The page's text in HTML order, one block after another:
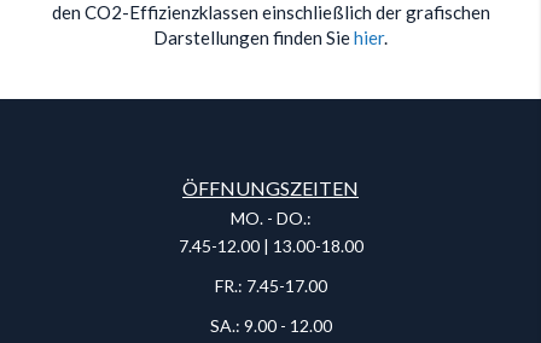
den CO2-Effizienzklassen einschließlich der grafischen
Darstellungen finden Siehier.
ÖFFNUNGSZEITEN
MO. - DO.:
7.45-12.00 | 13.00-18.00
FR.: 7.45-17.00
SA.: 9.00 - 12.00